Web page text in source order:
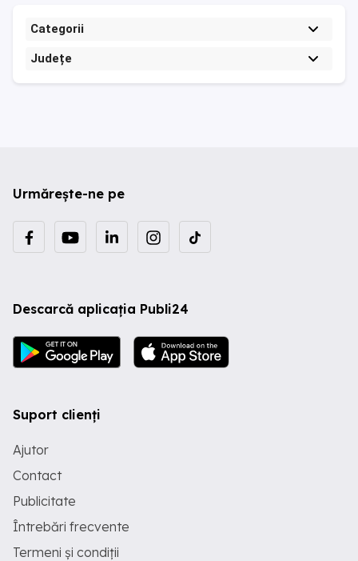
Categorii
Județe
Urmărește-ne pe
Descarcă aplicația Publi24
Suport clienți
Ajutor
Contact
Publicitate
Întrebări frecvente
Termeni și condiții